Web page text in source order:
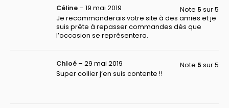
Note 5 sur 5
Céline – 19 mai 2019
Je recommanderais votre site à des amies et je
suis prête à repasser commandes dès que
l’occasion se représentera.
Note 5 sur 5
Chloé – 29 mai 2019
Super collier j’en suis contente !!